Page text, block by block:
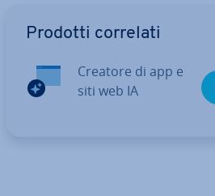
Prodotti correlati
Creatore di app e
siti web IA